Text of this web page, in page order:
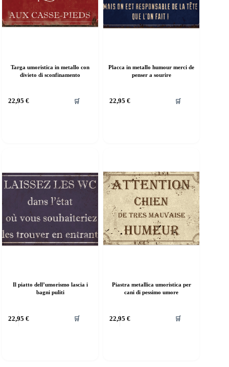
Targa umoristica in metallo con
divieto di sconfinamento
22,95 € 🛒
Placca in metallo humour merci de
penser a sourire
22,95 € 🛒
prodotto
scelte
nella
pagina
del
prodotto
Il piatto dell’umorismo lascia i
bagni puliti
22,95 € 🛒
Piastra metallica umoristica per
cani di pessimo umore
22,95 € 🛒
prodotto